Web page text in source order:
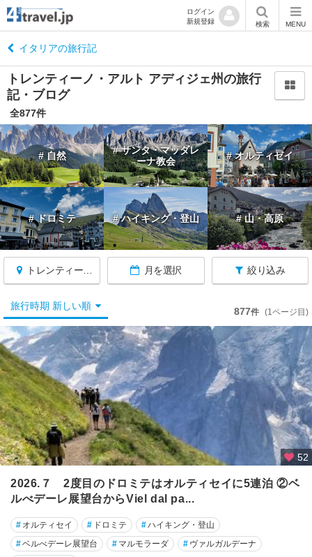
ログイン
新規登録
検索 MENU
イタリアの旅行記
トレンティーノ・アルト アディジェ州の旅行
記・ブログ
全877件
# 自然
# サンタ・マッダレ
ーナ教会
# オルティゼイ
# ドロミテ # ハイキング・登山 # 山・高原
トレンティーノ・アルト アディジェ州
月を選択 絞り込み
イ
タ
リ
ア
へ
戻
る
★
ア
ル
ベ
ロ
ベ
ッ
ロ
★
カ
プ
リ
島
★
シ
エ
旅行時期 新しい順 877件 (1ページ目)
52
2026.７ 2度目のドロミテはオルティセイに5連泊 ②ベ
ルべデーレ展望台からViel dal pa...
# オルティセイ # ドロミテ #ハイキング・登山
#ベルべデーレ展望台 # マルモラーダ # ヴァルガルデーナ